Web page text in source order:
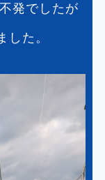
発でしたが
した。